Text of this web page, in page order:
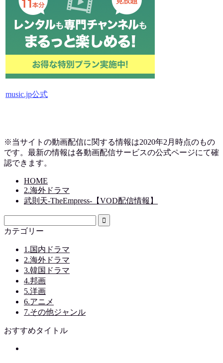
music.jp公式
※当サイトの動画配信に関する情報は2020年2月時点のもの
です。最新の情報は各動画配信サービスの公式ページにて確
認できます。
HOME
2.海外ドラマ
武則天-TheEmpress-【VOD配信情報】
カテゴリー
1.国内ドラマ
2.海外ドラマ
3.韓国ドラマ
4.邦画
5.洋画
6.アニメ
7.その他ジャンル
おすすめタイトル